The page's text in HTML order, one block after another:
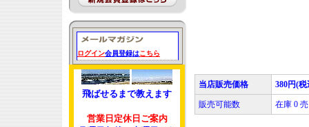
ログイン会員登録はこちら
飛ばせるまで教えます
営業日定休日ご案内
当店販売価格 380円(税
販売可能数 在庫 0